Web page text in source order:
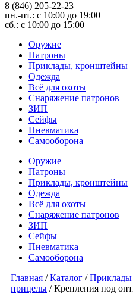
8 (846) 205-22-23
пн.-пт.: с 10:00 до 19:00
сб.: с 10:00 до 15:00
Оружие
Патроны
Приклады, кронштейны
Одежда
Всё для охоты
Снаряжение патронов
ЗИП
Сейфы
Пневматика
Самооборона
Оружие
Патроны
Приклады, кронштейны
Одежда
Всё для охоты
Снаряжение патронов
ЗИП
Сейфы
Пневматика
Самооборона
Главная /Каталог /
прицелы / Крепления под